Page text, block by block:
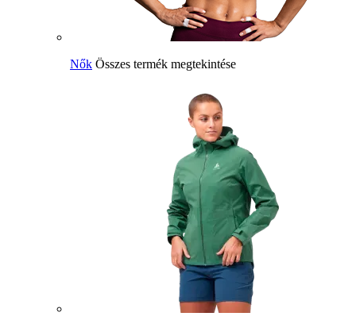
Nők Összes termék megtekintése